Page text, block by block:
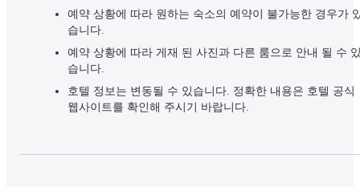
예약 상황에 따라 원하는 숙소의 예약이 불가능한 경우가
습니다.
예약 상황에 따라 게재 된 사진과 다른 룸으로 안내 될 수
습니다.
호텔 정보는 변동될 수 있습니다. 정확한 내용은 호텔 공식
웹사이트를 확인해 주시기 바랍니다.